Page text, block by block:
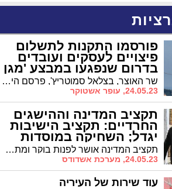
פורסמו התקנות לתשלום
פיצויים לעסקים ועובדים
בדרום שנפגעו במבצע 'מגן
וחץ' שר האוצר, בצלאל סמוטריץ', פרסם היום (ד) להערות הציבור את התקנות, שגובשו ברשות המסים, המסדירות את תשלום הפיצויים לעסקים בדרום, עד 40 ק"מ מהרצועה, שנפגעו כלכלית מההסלמה במצב הביטחוני במהלך מבצע 'מגן וחץ'
24.05.23, עופר אשטוקר
תקציב המדינה וההישגים
החרדיים: תקציב הישיבות
יגדל; השחיקה במוסדות
הפטור תתוקן תקציב המדינה אושר לפנות בוקר ומתברר כי ההישגים עבור החינוך החרדי רבים * תקציב הישיבות והכוללים יגדל משמעותית ואף תקציבי תלמודי התורה במוסדות הפטור יזנקו
24.05.23, מערכת אשדודס
עוד שירות של העיריה